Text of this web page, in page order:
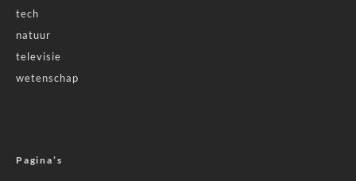
tech
natuur
televisie
wetenschap
Pagina’s